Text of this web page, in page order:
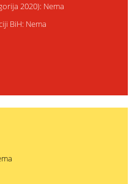
2020): Nema
BiH: Nema